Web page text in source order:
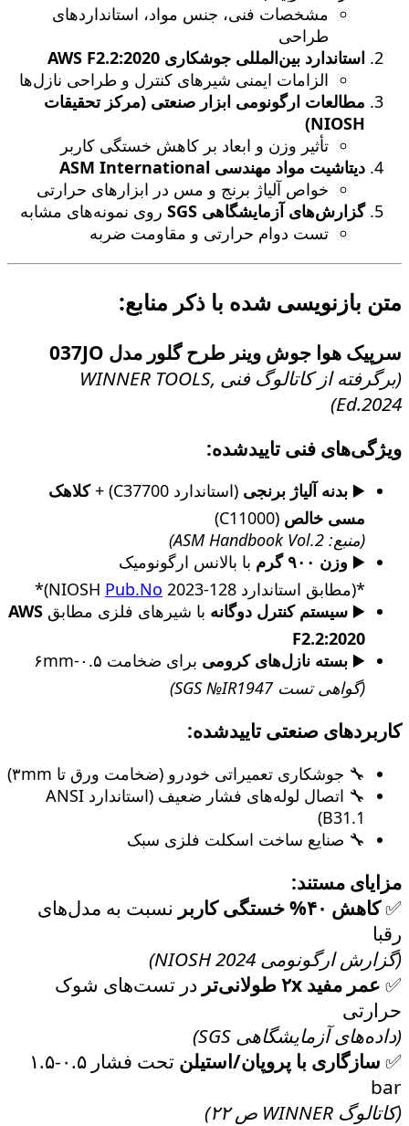
مشخصات فنی، جنس مواد، استانداردهای
طراحی
استاندارد بین‌المللی جوشکاری AWS F2.2:2020
الزامات ایمنی شیرهای کنترل و طراحی نازل‌ها
مطالعات ارگونومی ابزار صنعتی (مرکز تحقیقات
NIOSH)
تأثیر وزن و ابعاد بر کاهش خستگی کاربر
دیتاشیت مواد مهندسی ASM International
خواص آلیاژ برنج و مس در ابزارهای حرارتی
گزارش‌های آزمایشگاهی SGS
روی نمونه‌های مشابه
تست دوام حرارتی و مقاومت ضربه
متن بازنویسی شده با ذکر منابع:
سرپیک هوا جوش وینر طرح گلور مدل 037JO
(برگرفته از کاتالوگ فنی WINNER TOOLS,
Ed.2024)
ویژگی‌های فنی تاییدشده:
▶️ بدنه آلیاژ برنجی (استاندارد C37700) +
کلاهک
مسی خالص (C11000)
(منبع: ASM Handbook Vol.2)
▶️ وزن ۹۰۰ گرم
با بالانس ارگونومیک
*(مطابق استاندارد NIOSH
Pub.No 2023-128)*
▶️ سیستم کنترل دوگانه با شیرهای فلزی مطابق AWS
F2.2:2020
▶️ بسته نازل‌های کرومی برای ضخامت ۰.۵-۶mm
(گواهی تست SGS №IR1947)
کاربردهای صنعتی تاییدشده:
🔧 جوشکاری تعمیراتی خودرو (ضخامت ورق تا ۳mm)
🔧 اتصال لوله‌های فشار ضعیف (استاندارد ANSI
B31.1)
🔧 صنایع ساخت اسکلت فلزی سبک
مزایای مستند:
✅کاهش ۴۰% خستگی کاربر
نسبت به مدل‌های
رقبا
(گزارش ارگونومی NIOSH 2024)
✅ عمر مفید ۲x طولانی‌تر
در تست‌های شوک
حرارتی
(داده‌های آزمایشگاهی SGS)
✅ سازگاری با پروپان/استیلن
تحت فشار ۰.۵-۱.۵
bar
(کاتالوگ WINNER ص ۲۲)